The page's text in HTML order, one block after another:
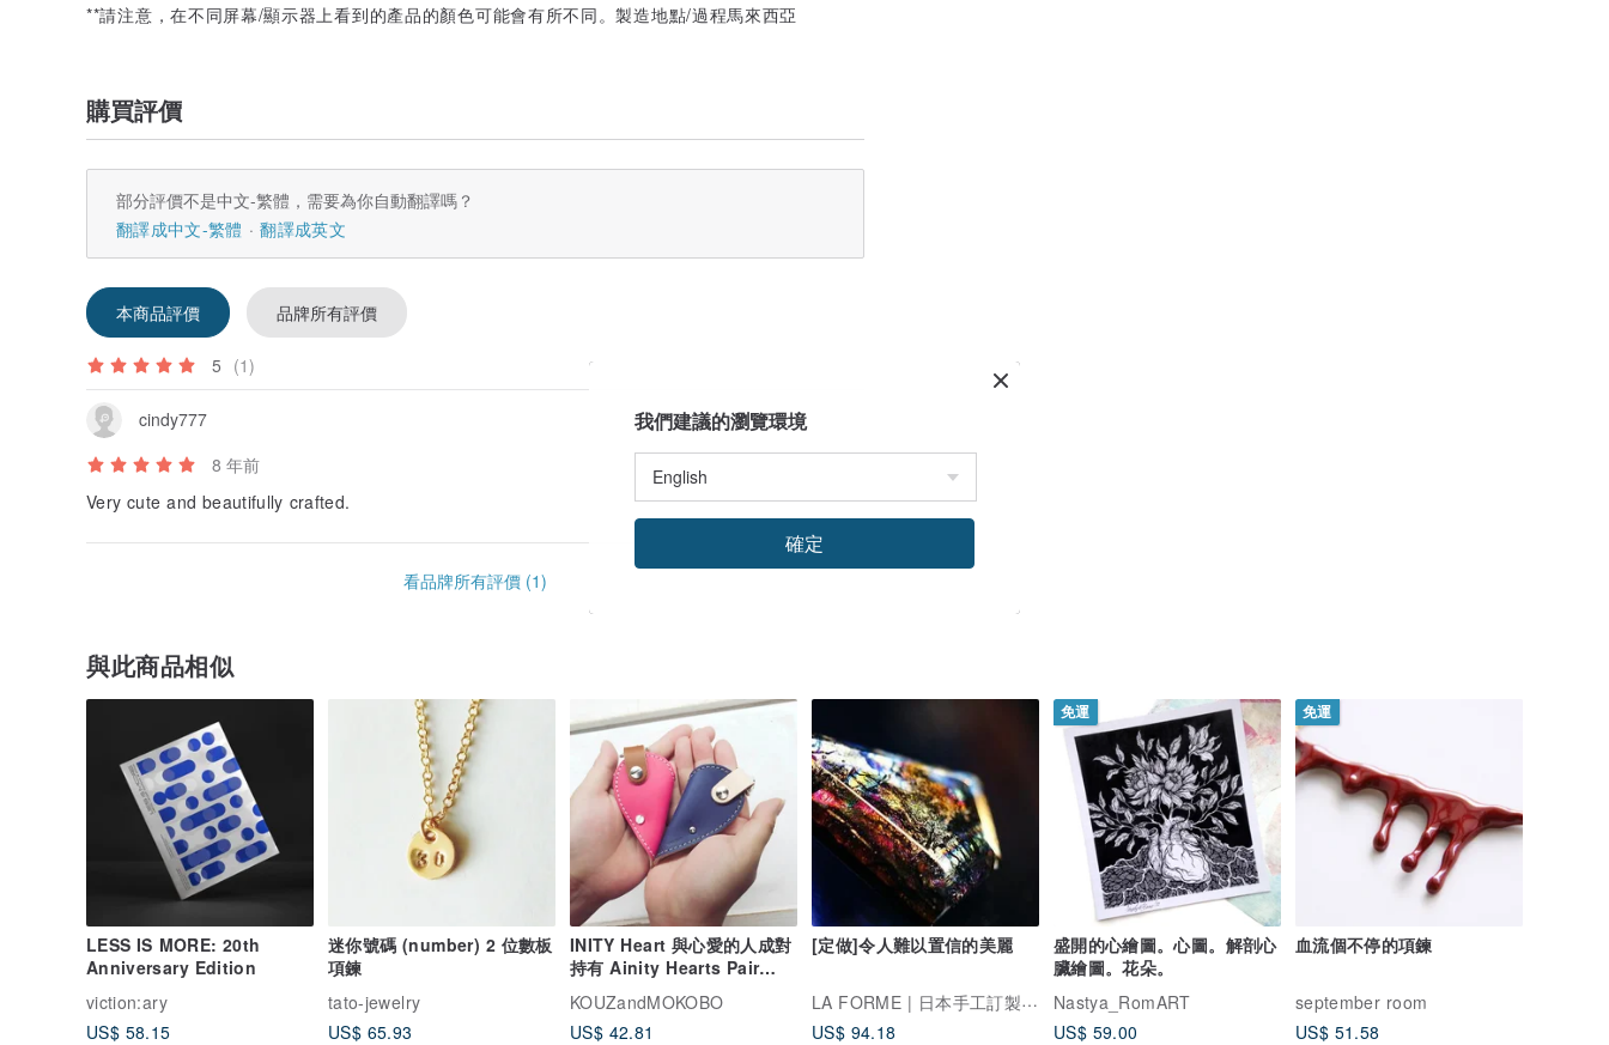
**請注意，在不同屏幕/顯示器上看到的產品的顏色可能會有所不同。製造地點/過程馬來西亞
購買評價
部分評價不是中文-繁體，需要為你自動翻譯嗎？
翻譯成中文-繁體
翻譯成英文
本商品評價 品牌所有評價
5 (1)
cindy777
8 年前
Very cute and beautifully crafted.
看品牌所有評價 (1)
與此商品相似
LESS IS MORE: 20th
Anniversary Edition
viction:ary
US$ 58.15
迷你號碼 (number) 2 位數板
項鍊
tato-jewelry
US$ 65.93
INITY Heart 與心愛的人成對
持有 Ainity Hearts Pair
KOUZandMOKOBO
US$ 42.81
[定做]令人難以置信的美麗
LA FORME | 日本手工訂製玻璃珠寶
US$ 94.18
免運
盛開的心繪圖。心圖。解剖心
臟繪圖。花朵。
Nastya_RomART
US$ 59.00
免運
血流個不停的項鍊
september room
US$ 51.58
我們建議的瀏覽環境
確定